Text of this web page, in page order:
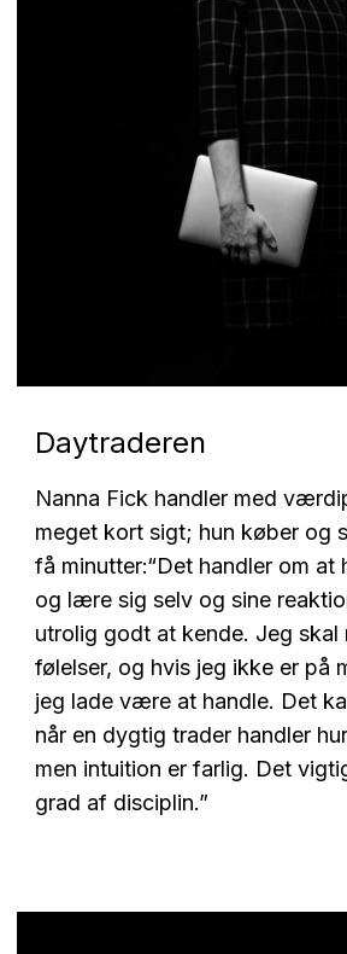
Daytraderen
Nanna Fick handler med
meget kort sigt; hun køber og
få minutter:“Det handler om at
og lære sig selv og sine
utrolig godt at kende. Jeg skal
følelser, og hvis jeg ikke er på
jeg lade være at handle. Det
når en dygtig trader handler
men intuition er farlig. Det
grad af disciplin.”